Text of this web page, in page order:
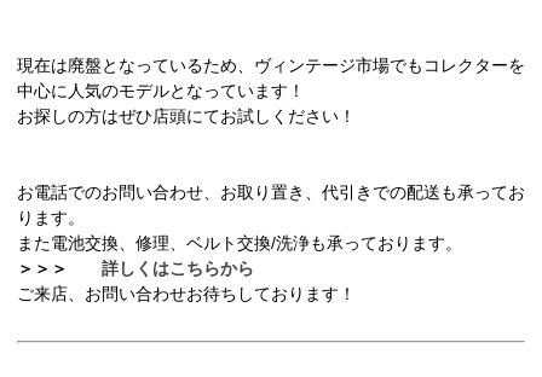
現在は廃盤となっているため、ヴィンテージ市場でもコレクターを
中心に人気のモデルとなっています！
お探しの方はぜひ店頭にてお試しください！
お電話でのお問い合わせ、お取り置き、代引きでの配送も承ってお
ります。
また電池交換、修理、ベルト交換/洗浄も承っております。
＞＞＞ 詳しくはこちらから
ご来店、お問い合わせお待ちしております！